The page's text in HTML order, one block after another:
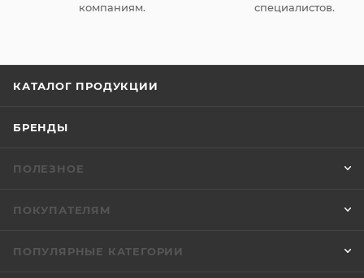
компаниям.
специалистов.
КАТАЛОГ ПРОДУКЦИИ
БРЕНДЫ
ПОЛЕЗНОЕ
ПОКУПАТЕЛЯМ
ПОПУЛЯРНЫЕ КАТЕГОРИИ